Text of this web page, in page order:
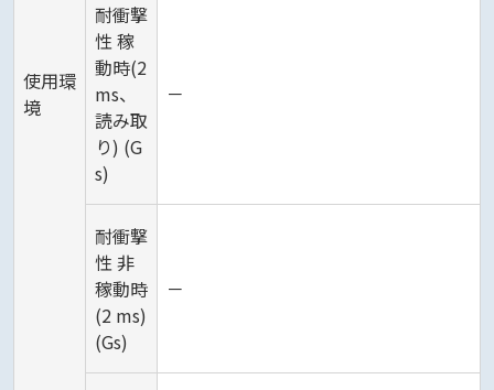
使用環
境
耐衝撃
性 稼
動時(2
ms、
読み取
り) (G
s)
－
耐衝撃
性 非
稼動時
(2 ms)
(Gs)
－